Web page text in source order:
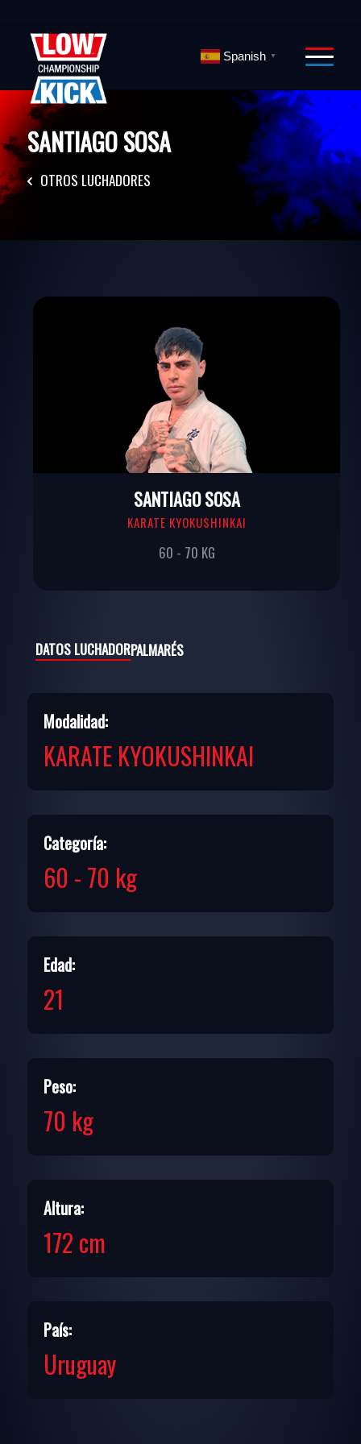
SANTIAGO SOSA
OTROS LUCHADORES
DATOS LUCHADORPALMARÉS
Modalidad:
KARATE KYOKUSHINKAI
Categoría:
60 - 70 kg
Edad:
21
Peso:
70 kg
Altura:
172 cm
País:
Uruguay
SANTIAGO SOSA
KARATE KYOKUSHINKAI
60 - 70 KG
Spanish ▼